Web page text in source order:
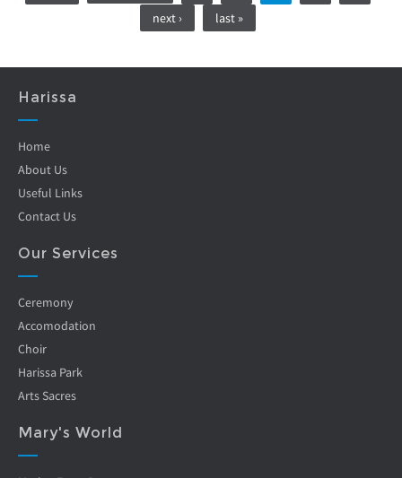
next ›
last »
Harissa
Home
About Us
Useful Links
Contact Us
Our Services
Ceremony
Accomodation
Choir
Harissa Park
Arts Sacres
Mary's World